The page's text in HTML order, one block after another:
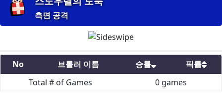
측면 공격
No 브롤러 이름 승률
픽률
Total # of Games
0 games